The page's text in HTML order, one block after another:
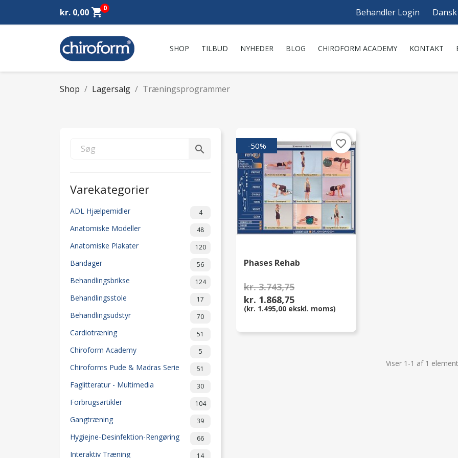
kr. 0,00 shopping_cart0 Behandler Login Dansk
SHOP TILBUD NYHEDER BLOG CHIROFORM ACADEMY KONTAKT
Shop Lagersalg Træningsprogrammer
search
Varekategorier
ADL Hjælpemidler 4
Anatomiske Modeller 48
Anatomiske Plakater 120
Bandager 56
Behandlingsbrikse 124
Behandlingsstole 17
Behandlingsudstyr 70
Cardiotræning 51
Chiroform Academy 5
Chiroforms Pude & Madras Serie 51
Faglitteratur - Multimedia 30
Forbrugsartikler 104
Gangtræning 39
Hygiejne-Desinfektion-Rengøring 66
Interaktiv Træning 14
Phases Rehab
kr. 3.743,75
kr. 1.868,75
(kr. 1.495,00 ekskl. moms)
-50% favorite_border
Viser 1-1 af 1